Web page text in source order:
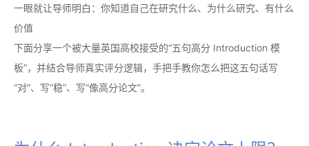
一眼就让导师明白：你知道自己在研究什么、为什么研究、有什么
价值
下面分享一个被大量英国高校接受的“五句高分 Introduction 模
板”，并结合导师真实评分逻辑，手把手教你怎么把这五句话写
“对”、写“稳”、写“像高分论文”。